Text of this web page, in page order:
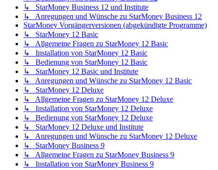
↳ StarMoney Business 12 und Institute
↳ Anregungen und Wünsche zu StarMoney Business 12
StarMoney Vorgängerversionen (abgekündigte Programme)
↳ StarMoney 12 Basic
↳ Allgemeine Fragen zu StarMoney 12 Basic
↳ Installation von StarMoney 12 Basic
↳ Bedienung von StarMoney 12 Basic
↳ StarMoney 12 Basic und Institute
↳ Anregungen und Wünsche zu StarMoney 12 Basic
↳ StarMoney 12 Deluxe
↳ Allgemeine Fragen zu StarMoney 12 Deluxe
↳ Installation von StarMoney 12 Deluxe
↳ Bedienung von StarMoney 12 Deluxe
↳ StarMoney 12 Deluxe und Institute
↳ Anregungen und Wünsche zu StarMoney 12 Deluxe
↳ StarMoney Business 9
↳ Allgemeine Fragen zu StarMoney Business 9
↳ Installation von StarMoney Business 9